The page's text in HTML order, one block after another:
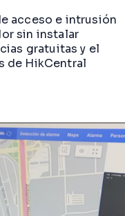
acceso e intrusión
sin instalar
gratuitas y el
de HikCentral